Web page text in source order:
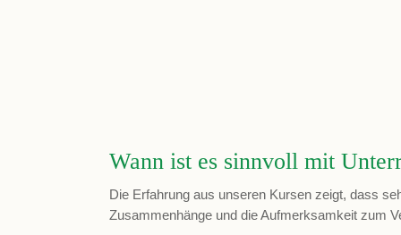
Wann ist es sinnvoll mit
Die Erfahrung aus unseren Kursen zeigt, dass
Zusammenhänge und die Aufmerksamkeit zum